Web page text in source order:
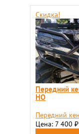
Скидка!
Передний
HO
Передний
Цена: 7 400 ₽